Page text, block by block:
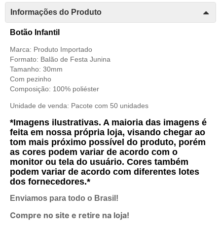
Informações do Produto
Botão Infantil
Marca: Produto Importado
Formato: Balão de Festa Junina
Tamanho: 30mm
Com pezinho
Composição: 100% poliéster
Unidade de venda: Pacote com 50 unidades
*Imagens ilustrativas. A maioria das imagens é
feita em nossa própria loja, visando chegar ao
tom mais próximo possível do produto, porém
as cores podem variar de acordo com o
monitor ou tela do usuário. Cores também
podem variar de acordo com diferentes lotes
dos fornecedores.*
Enviamos para todo o Brasil!
Compre no site e retire na loja!